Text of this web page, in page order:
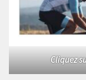
Cliquez